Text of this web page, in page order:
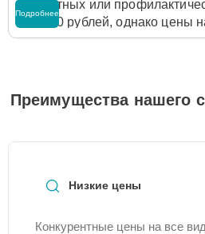
ремонтных или
от 1000 рублей, однако цены
комплектующих могут
службы заботы о клиентах.
стоимости ремонта
Подробнее
Преимущества нашего
Низкие цены
Конкурентные цены на все